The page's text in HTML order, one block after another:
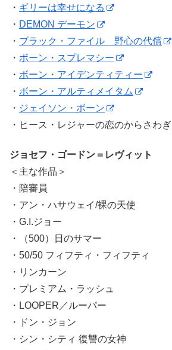
・ ギリーは幸せになる
・ DEMON デーモン
・ ブラック・ファイル 野心の代償
・ ボーン・スプレマシー
・ ボーン・アイデンティティー
・ ボーン・アルティメイタム
・ ジェイソン・ボーン
・ヒース・レジャーの恋のからさわぎ
ジョセフ・ゴードン＝レヴィット
＜主な作品＞
・陪審員
・アン・ハサウェイ/裸の天使
・G.I.ジョー
・（500）日のサマー
・50/50 フィフティ・フィフティ
・リンカーン
・プレミアム・ラッシュ
・LOOPER／ルーパー
・ドン・ジョン
・シン・シティ 復讐の女神